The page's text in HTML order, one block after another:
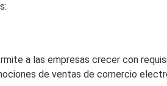
a las empresas crecer con
de ventas de comercio